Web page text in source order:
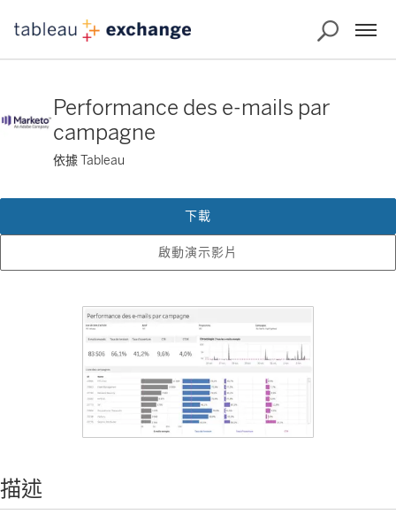
Performance des e-mails par
campagne
依據 Tableau
啟動演示影片
下載
描述